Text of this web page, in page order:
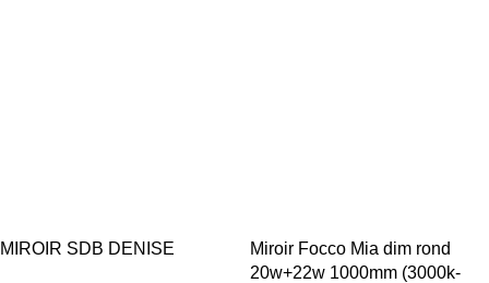
MIROIR SDB DENISE
Miroir Focco Mia dim rond
20w+22w 1000mm (3000k-